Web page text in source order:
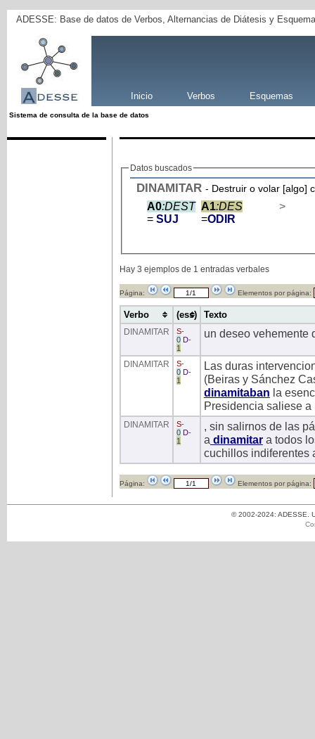
ADESSE: Base de datos de Verbos, Alternancias de Diátesis y
Inicio Verbos Esquemas
Sistema de consulta de la base de datos
Datos buscados
DINAMITAR - Destruir o volar [algo]
A0:DEST
= SUJ
A1:DES
=ODIR
>
Hay 3 ejemplos de 1 entradas verbales
Página: Elementos por página:
Verbo (ess) Texto
DINAMITAR S-
0 D-
1
un deseo vehemente
DINAMITAR S-
0 D-
1
Las duras
(Beiras y Sánchez
dinamitaban la
Presidencia saliese
DINAMITAR S-
0 D-
1
, sin salirnos de las
a dinamitara todos
cuchillos indiferentes
Página: Elementos por página:
© 2002-2024: ADESSE.